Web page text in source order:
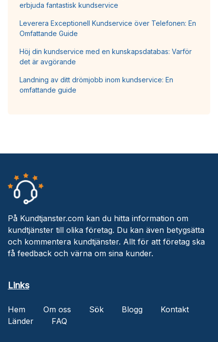
erbjuda fantastisk kundservice
Leverera Exceptionell Kundservice över Telefonen: En
Omfattande Guide
Höj din kundservice med en kunskapsdatabas: Varför
det är avgörande
Landning av ditt drömjobb inom kundservice: En
omfattande guide
På Kundtjanster.com kan du hitta information om
kundtjänster till olika företag. Du kan även betygsätta
och kommentera kundtjänster. Allt för att företag ska
få feedback och värna om sina kunder.
Links
Hem Om oss Sök Blogg
Kontakt
Länder
FAQ